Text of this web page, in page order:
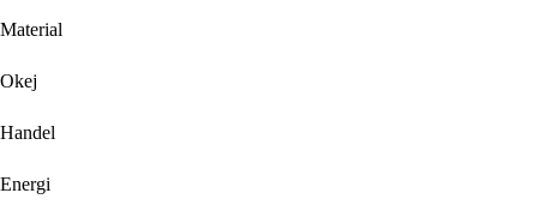
Material
Okej
Handel
Energi